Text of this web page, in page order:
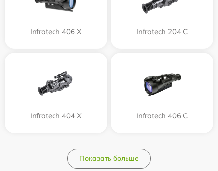
Infratech 406 Х Infratech 204 С
Infratech 404 Х Infratech 406 С
Показать больше